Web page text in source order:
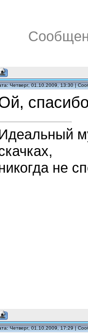
Четверг, 01.10.2009, 13:30 |
не
Четверг, 01.10.2009, 17:29 |